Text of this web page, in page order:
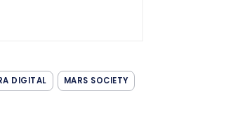
DIGITAL
MARS SOCIETY